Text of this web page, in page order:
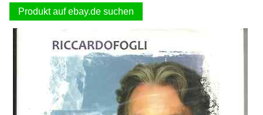
Datenschutz
Impressum
Produkt auf ebay.de suchen